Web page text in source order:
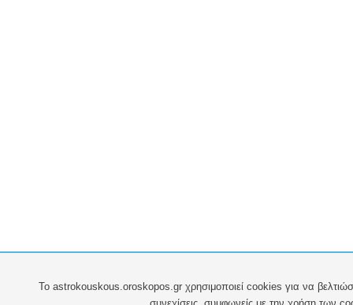
To astrokouskous.oroskopos.gr χρησιμοποιεί cookies για να